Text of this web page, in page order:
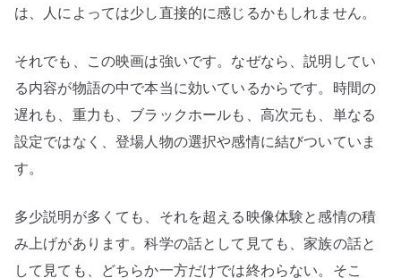
は、人によっては少し直接的に感じるかもしれません。
それでも、この映画は強いです。なぜなら、説明してい
る内容が物語の中で本当に効いているからです。時間の
遅れも、重力も、ブラックホールも、高次元も、単なる
設定ではなく、登場人物の選択や感情に結びついていま
す。
多少説明が多くても、それを超える映像体験と感情の積
み上げがあります。科学の話として見ても、家族の話と
して見ても、どちらか一方だけでは終わらない。そこ